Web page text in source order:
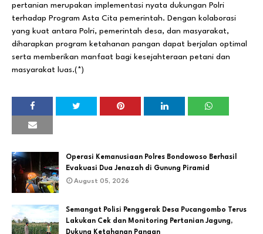
pertanian merupakan implementasi nyata dukungan Polri
terhadap Program Asta Cita pemerintah. Dengan kolaborasi
yang kuat antara Polri, pemerintah desa, dan masyarakat,
diharapkan program ketahanan pangan dapat berjalan optimal
serta memberikan manfaat bagi kesejahteraan petani dan
masyarakat luas.(*)
Operasi Kemanusiaan Polres Bondowoso Berhasil
Evakuasi Dua Jenazah di Gunung Piramid
August 05, 2026
Semangat Polisi Penggerak Desa Pucangombo Terus
Lakukan Cek dan Monitoring Pertanian Jagung,
Dukung Ketahanan Pangan